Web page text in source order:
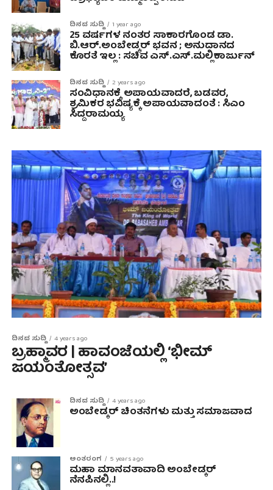
ದಿನದ ಸುದ್ದಿ 1 year ago
25 ವರ್ಷಗಳ ನಂತರ ಸಾಕಾರಗೊಂಡ ಡಾ.
ಬಿ.ಆರ್.ಅಂಬೇಡ್ಕರ್ ಭವನ ; ಅನುದಾನದ
ಕೊರತೆ ಇಲ್ಲ : ಸಚಿವ ಎಸ್.ಎಸ್.ಮಲ್ಲಿಕಾರ್ಜುನ್
ದಿನದ ಸುದ್ದಿ 2 years ago
ಸಂವಿಧಾನಕ್ಕೆ ಅಪಾಯವಾದರೆ, ಬಡವರ,
ಶ್ರಮಿಕರ ಭವಿಷ್ಯಕ್ಕೆ ಅಪಾಯವಾದಂತೆ : ಸಿಎಂ
ಸಿದ್ದರಾಮಯ್ಯ
ದಿನದ ಸುದ್ದಿ 4 years ago
ಬ್ರಹ್ಮಾವರ | ಹಾವಂಜೆಯಲ್ಲಿ ‘ಭೀಮ್
ಜಯಂತೋತ್ಸವ’
ದಿನದ ಸುದ್ದಿ 4 years ago
ಅಂಬೇಡ್ಕರ್ ಚಿಂತನೆಗಳು ಮತ್ತು ಸಮಾಜವಾದ
ಅಂತರಂಗ 5 years ago
ಮಹಾ ಮಾನವತಾವಾದಿ ಅಂಬೇಡ್ಕರ್
ನೆನಪಿನಲ್ಲಿ..!